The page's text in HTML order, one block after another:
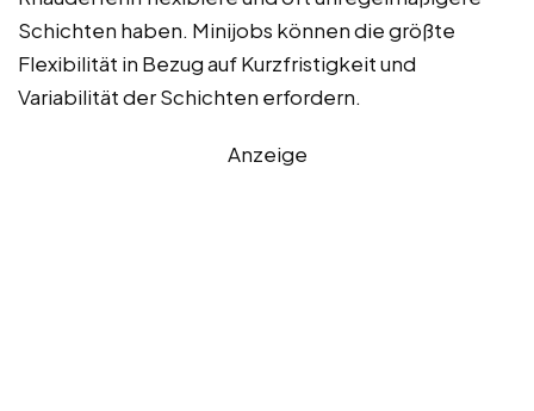
Schichten haben. Minijobs können die größte
Flexibilität in Bezug auf Kurzfristigkeit und
Variabilität der Schichten erfordern.
Anzeige